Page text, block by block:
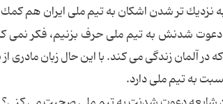
نزدیك تر شدن اشكان به تیم ملى ایران هم
دعوت شدنش به تیم ملى حرف بزنیم، فكر نمى
آلمان زندگى مى كند. با این حال زبان مادرى
به تیم ملى دارد.